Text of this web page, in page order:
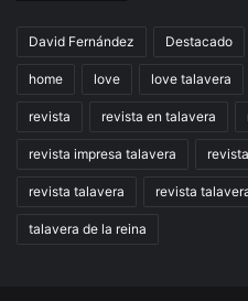
David Fernández Destacado
home love love talavera
revista revista en talavera
revista impresa talavera
revista talavera revista
talavera de la reina